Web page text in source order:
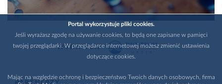
WYDAWCA
PARTNERZY
Portal wykorzystuje pliki cookies.
Jeśli wyrażasz zgodę na używanie cookies, to będą one zapisane w pamięci
twojej przeglądarki. W przeglądarce internetowej możesz zmienić ustawienia
dotyczące cookies.
Mając na względzie ochronę i bezpieczeństwo Twoich danych osobowych, firma